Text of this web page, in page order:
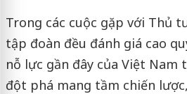
Trong các cuộc gặp với Thủ
tập đoàn đều đánh giá cao
nỗ lực gần đây của Việt Nam
đột phá mang tầm chiến